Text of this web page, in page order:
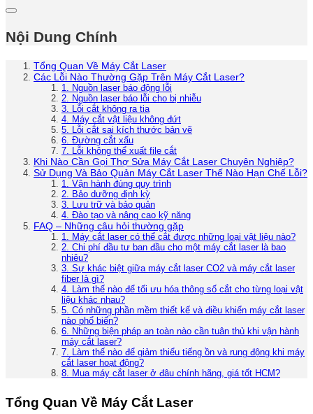
Nội Dung Chính
Tổng Quan Về Máy Cắt Laser
Các Lỗi Nào Thường Gặp Trên Máy Cắt Laser?
1. Nguồn laser báo động lỗi
2. Nguồn laser báo lỗi cho bị nhiễu
3. Lỗi cắt không ra tia
4. Máy cắt vật liệu không đứt
5. Lỗi cắt sai kích thước bản vẽ
6. Đường cắt xấu
7. Lỗi không thể xuất file cắt
Khi Nào Cần Gọi Thợ Sửa Máy Cắt Laser Chuyên Nghiệp?
Sử Dụng Và Bảo Quản Máy Cắt Laser Thế Nào Hạn Chế Lỗi?
1. Vận hành đúng quy trình
2. Bảo dưỡng định kỳ
3. Lưu trữ và bảo quản
4. Đào tạo và nâng cao kỹ năng
FAQ – Những câu hỏi thường gặp
1. Máy cắt laser có thể cắt được những loại vật liệu nào?
2. Chi phí đầu tư ban đầu cho một máy cắt laser là bao
nhiêu?
3. Sự khác biệt giữa máy cắt laser CO2 và máy cắt laser
fiber là gì?
4. Làm thế nào để tối ưu hóa thông số cắt cho từng loại vật
liệu khác nhau?
5. Có những phần mềm thiết kế và điều khiển máy cắt laser
nào phổ biến?
6. Những biện pháp an toàn nào cần tuân thủ khi vận hành
máy cắt laser?
7. Làm thế nào để giảm thiểu tiếng ồn và rung động khi máy
cắt laser hoạt động?
8. Mua máy cắt laser ở đâu chính hãng, giá tốt HCM?
Tổng Quan Về Máy Cắt Laser